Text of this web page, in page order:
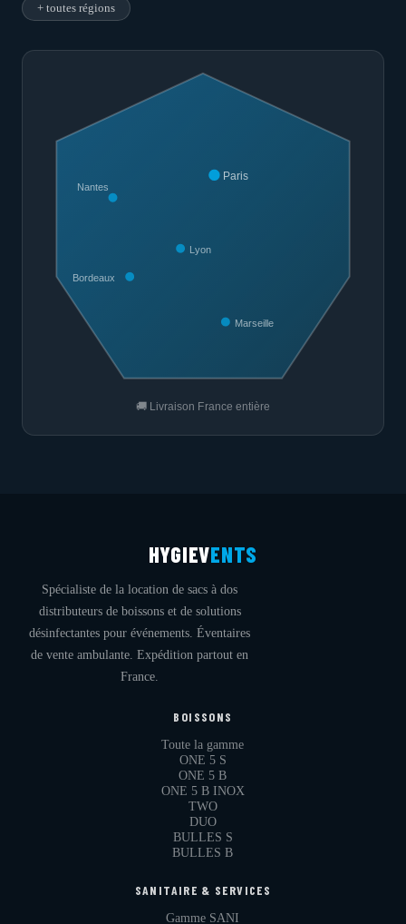
+ toutes régions
Paris
Lyon
Marseille
Bordeaux
Nantes
🚚 Livraison France entière
HYGIEVENTS
Spécialiste de la location de sacs à dos
distributeurs de boissons et de solutions
désinfectantes pour événements. Éventaires
de vente ambulante. Expédition partout en
France.
BOISSONS
Toute la gamme
ONE 5 S
ONE 5 B
ONE 5 B INOX
TWO
DUO
BULLES S
BULLES B
SANITAIRE & SERVICES
Gamme SANI